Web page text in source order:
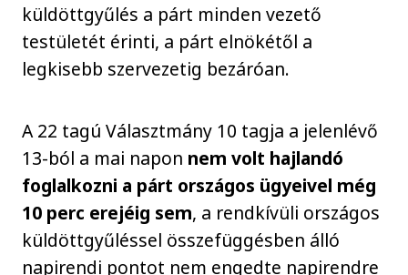
küldöttgyűlés a párt minden vezető
testületét érinti, a párt elnökétől a
legkisebb szervezetig bezáróan.
A 22 tagú Választmány 10 tagja a jelenlévő
13-ból a mai napon nem volt hajlandó
foglalkozni a párt országos ügyeivel még
10 perc erejéig sem, a rendkívüli országos
küldöttgyűléssel összefüggésben álló
napirendi pontot nem engedte napirendre